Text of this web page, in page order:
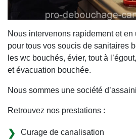
Nous intervenons rapidement et
pour tous vos soucis de sanitaires
les wc bouchés, évier, tout à
et évacuation bouchée.
Nous sommes une société
Retrouvez nos prestations :
Curage de canalisation